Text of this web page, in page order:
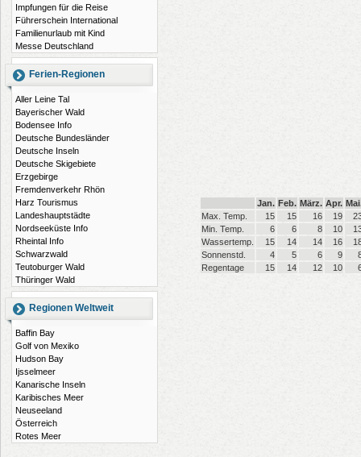
Impfungen für die Reise
Führerschein International
Familienurlaub mit Kind
Messe Deutschland
Ferien-Regionen
Aller Leine Tal
Bayerischer Wald
Bodensee Info
Deutsche Bundesländer
Deutsche Inseln
Deutsche Skigebiete
Erzgebirge
Fremdenverkehr Rhön
Harz Tourismus
Landeshauptstädte
Nordseeküste Info
Rheintal Info
Schwarzwald
Teutoburger Wald
Thüringer Wald
Regionen Weltweit
Baffin Bay
Golf von Mexiko
Hudson Bay
Ijsselmeer
Kanarische Inseln
Karibisches Meer
Neuseeland
Österreich
Rotes Meer
Jan. Feb. März. Apr.
Max. Temp.
15 15 16 19
Min. Temp.
6 6 8 10
Wassertemp.
15 14 14 16
Sonnenstd.
4 5 6 9
Regentage
15 14 12 10